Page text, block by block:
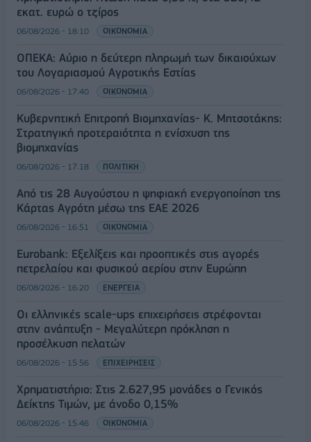
εκατ. ευρώ ο τζίρος
06/08/2026 - 18:10 ΟΙΚΟΝΟΜΙΑ
ΟΠΕΚΑ: Αύριο η δεύτερη πληρωμή των δικαιούχων
του Λογαριασμού Αγροτικής Εστίας
06/08/2026 - 17:40 ΟΙΚΟΝΟΜΙΑ
Κυβερνητική Επιτροπή Βιομηχανίας- Κ. Μητσοτάκης:
Στρατηγική προτεραιότητα η ενίσχυση της
βιομηχανίας
06/08/2026 - 17:18 ΠΟΛΙΤΙΚΗ
Από τις 28 Αυγούστου η ψηφιακή ενεργοποίηση της
Κάρτας Αγρότη μέσω της ΕΑΕ 2026
06/08/2026 - 16:51 ΟΙΚΟΝΟΜΙΑ
Eurobank: Εξελίξεις και προοπτικές στις αγορές
πετρελαίου και φυσικού αερίου στην Ευρώπη
06/08/2026 - 16:20 ΕΝΕΡΓΕΙΑ
Οι ελληνικές scale-ups επιχειρήσεις στρέφονται
στην ανάπτυξη - Μεγαλύτερη πρόκληση η
προσέλκυση πελατών
06/08/2026 - 15:56 ΕΠΙΧΕΙΡΗΣΕΙΣ
Χρηματιστήριο: Στις 2.627,95 μονάδες ο Γενικός
Δείκτης Τιμών, με άνοδο 0,15%
06/08/2026 - 15:46 ΟΙΚΟΝΟΜΙΑ